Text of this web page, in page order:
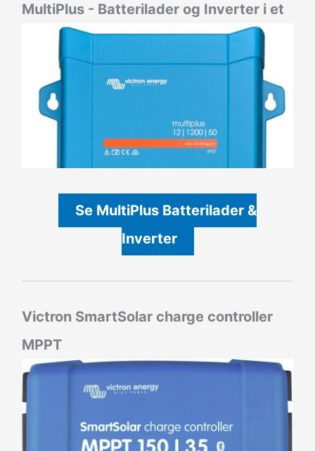
MultiPlus - Batterilader og Inverter i et
Se MultiPlus Batterilader &
Inverter
Victron SmartSolar charge controller
MPPT